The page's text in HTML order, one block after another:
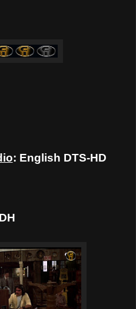
: English DTS-HD